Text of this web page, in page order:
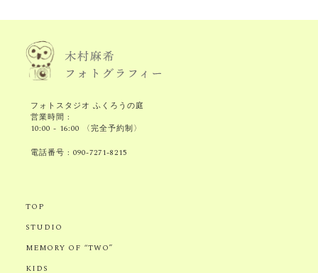
フォトスタジオ ふくろうの庭
営業時間 :
10:00 - 16:00 〈完全予約制〉
電話番号 :090-7271-8215
TOP
STUDIO
MEMORY OF “TWO”
KIDS